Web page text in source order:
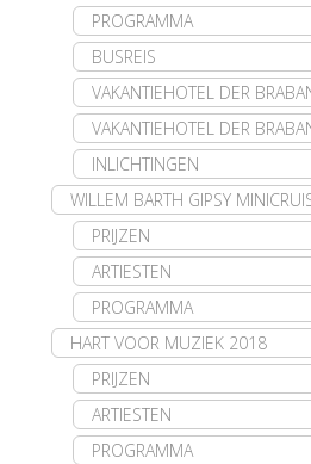
PROGRAMMA
BUSREIS
VAKANTIEHOTEL DER
VAKANTIEHOTEL DER
INLICHTINGEN
WILLEM BARTH GIPSY
PRIJZEN
ARTIESTEN
PROGRAMMA
HART VOOR MUZIEK 2018
PRIJZEN
ARTIESTEN
PROGRAMMA